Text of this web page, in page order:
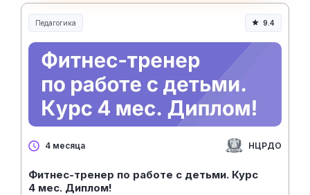
Педагогика
Образование и педагогика
9.4
4 месяца НЦРДО
Фитнес-тренер по работе с детьми. Курс
4 мес. Диплом!